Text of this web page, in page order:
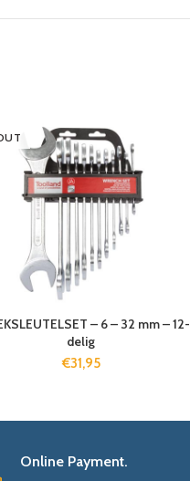
– 6 – 32 mm – 12-
delig
€31,95
Online Payment.